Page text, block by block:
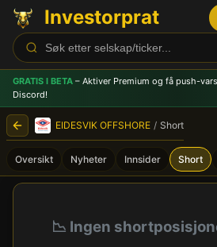
Investorprat
GRATIS I BETA – Aktiver Premium og få push-
Discord!
EIDESVIK OFFSHORE / Short
Oversikt Nyheter Innsider Short
📉 Ingen